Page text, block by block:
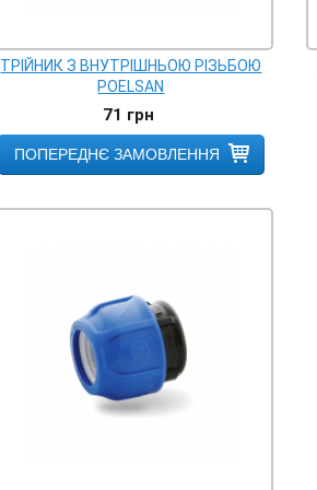
ТРІЙНИК З ВНУТРІШНЬОЮ РІЗЬБОЮ
POELSAN
71 грн
ПОПЕРЕДНЄ ЗАМОВЛЕННЯ